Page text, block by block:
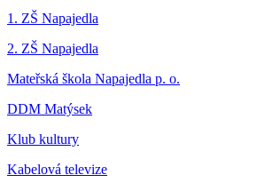
1. ZŠ Napajedla
2. ZŠ Napajedla
Mateřská škola Napajedla p. o.
DDM Matýsek
Klub kultury
Kabelová televize